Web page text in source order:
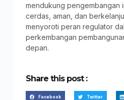
mendukung pengembangan
cerdas, aman, dan
menyoroti peran regulator
perkembangan
depan.
Share this post :
Facebook Twitter